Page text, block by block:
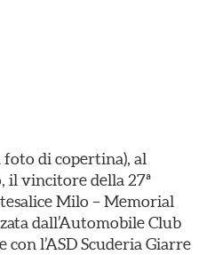
foto di copertina), al
il vincitore della 27ª
Milo – Memorial
dall’Automobile Club
l’ASD Scuderia Giarre